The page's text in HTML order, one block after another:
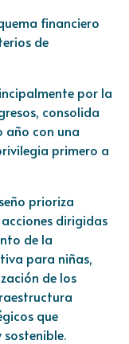
financiero
de
por la
consolida
año con una
primero a
prioriza
dirigidas
de la
para niñas,
de los
que